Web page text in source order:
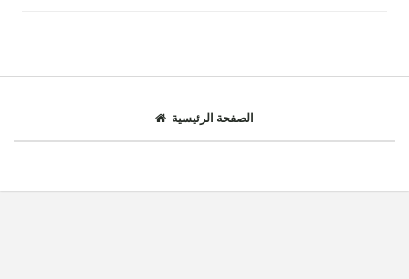
الصفحة الرئيسية